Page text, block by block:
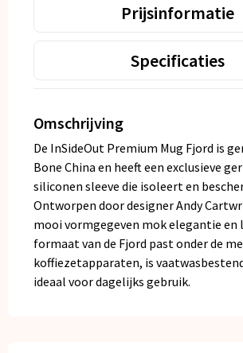
Prijsinformatie
Specificaties
Omschrijving
De InSideOut Premium Mug Fjord is
Bone China en heeft een exclusieve
siliconen sleeve die isoleert en
Ontworpen door designer Andy
mooi vormgegeven mok elegantie en
formaat van de Fjord past onder de
koffiezetapparaten, is
ideaal voor dagelijks gebruik.